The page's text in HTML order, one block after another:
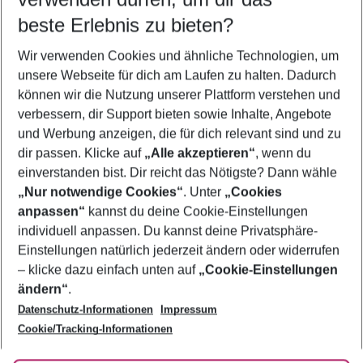
5-8 Nächte
2 Erwachsene Keine Kinder
Mehr Filter anzeigen
Footer
Footer navigation
Über uns
AGB
Bestpreisgarantie
Cookie-Einstellungen ändern
Cookie-Richtlinie
Agenturbetreuung
Barrierefreies Reisen
Folge uns
beste Erlebnis zu bieten?
Wir verwenden Cookies und ähnliche Technologien, um
unsere Webseite für dich am Laufen zu halten. Dadurch
können wir die Nutzung unserer Plattform verstehen und
verbessern, dir Support bieten sowie Inhalte, Angebote
und Werbung anzeigen, die für dich relevant sind und zu
dir passen. Klicke auf „Alle akzeptieren“, wenn du
einverstanden bist. Dir reicht das Nötigste? Dann wähle
„Nur notwendige Cookies“. Unter „Cookies
anpassen“ kannst du deine Cookie-Einstellungen
individuell anpassen. Du kannst deine Privatsphäre-
Einstellungen natürlich jederzeit ändern oder widerrufen
– klicke dazu einfach unten auf „Cookie-Einstellungen
ändern“.
Datenschutz-Informationen
Impressum
Cookie/Tracking-Informationen